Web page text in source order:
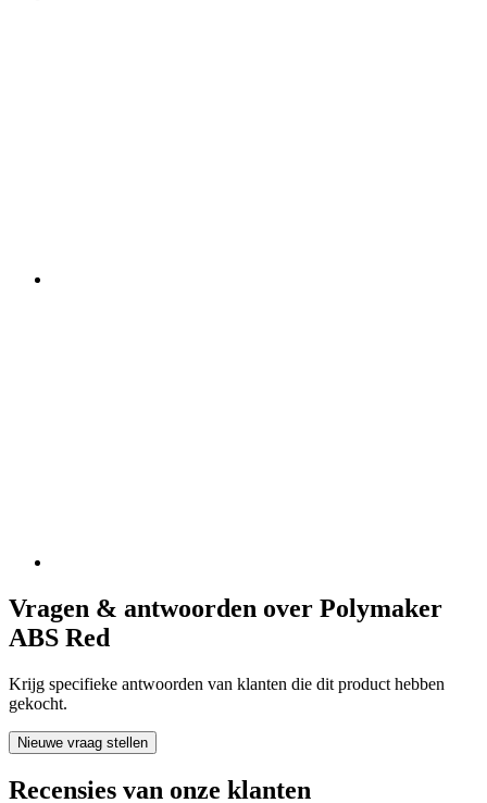
Vragen & antwoorden over Polymaker
ABS Red
Krijg specifieke antwoorden van klanten die dit product hebben
gekocht.
Nieuwe vraag stellen
Recensies van onze klanten